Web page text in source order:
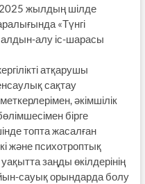
жылдың шілде
«Түнгі
алу іс-шарасы
атқарушы
сақтау
әкімшілік
бірге
топта жасалған
және психотроптық
заңды өкілдерінің
сауық орындарда болу